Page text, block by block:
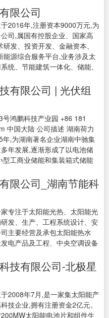
限公司
2016年,注册资本9000万元,为
司,属国有控股企业、国家高
发、投资开发、金融资本、
能源综合服务平台,业务涉及太
统、节能建筑一体化、储能、
有限公司 | 光伏组
鸿鹏科技产业园 +86 181
中国大陆 公司描述 湖南荷力
,为湖南著名企业湖南中驰集
年发展,逐渐形成了以电池储
工商业储能和集装箱式储能
限公司_湖南节能科
专注于太阳能光热、太阳能光
发、生产、工程系统设计、安
主要经营及承包太阳能热水
电产品及工程、中央空调设备
技有限公司-北极星
2008年7月,是一家集太阳能产
技企业,拥有注册资金2亿元。
太阳能电池片和组件生